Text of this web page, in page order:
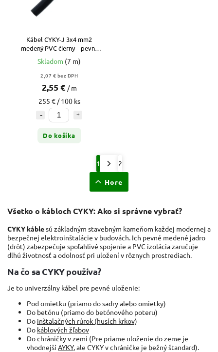
Kábel CYKY-J 3x4 mm2
medený PVC čierny – pevný
kábel pre vysokú záťaž 20A
(metráž)
Skladom (7 m)
2,07 € bez DPH
2,55 € / m
255 € / 100 ks
Do košíka
1 2
Hore
Všetko o kábloch CYKY: Ako si správne vybrať?
CYKY káblesú základným stavebným kameňom každej modernej a
bezpečnej elektroinštalácie v budovách. Ich pevné medené jadro
(drôt) zabezpečuje spoľahlivé spojenie a PVC izolácia zaručuje
dlhú životnosť a odolnosť pri uložení v rôznych prostrediach.
Na čo sa CYKY používa?
Je to univerzálny kábel pre pevné uloženie:
Pod omietku (priamo do sadry alebo omietky)
Do betónu (priamo do betónového poteru)
Do inštalačných rúrok (husích krkov)
Do káblových žľabov
Dochráničky v zemi (Pre priame uloženie do zeme je
vhodnejšíAYKY, ale CYKY v chráničke je bežný štandard).